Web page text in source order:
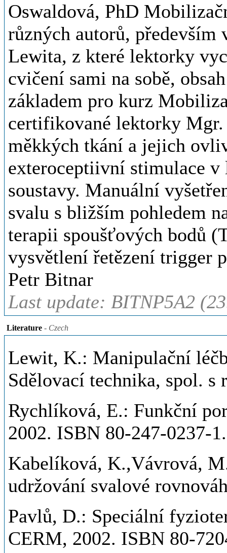
Oswaldová, PhD
různých autorů, především
Lewita, z které lektorky
cvičení sami na sobě,
základem pro kurz
certifikované lektorky Mgr.
měkkých tkání a jejich
exteroceptiivní stimulace v
soustavy. Manuální
svalu s bližším pohledem
terapii spoušťových bodů
vysvětlení řetězení trigger
Petr Bitnar
Last update: BITNP5A2
Literature - Czech
Lewit, K.: Manipulační
Sdělovací technika, spol. s
Rychlíková, E.: Funkční
2002. ISBN 80-247-0237-1.
Kabelíková, K.,Vávrová,
udržování svalové
Pavlů, D.: Speciální
CERM, 2002. ISBN 80-